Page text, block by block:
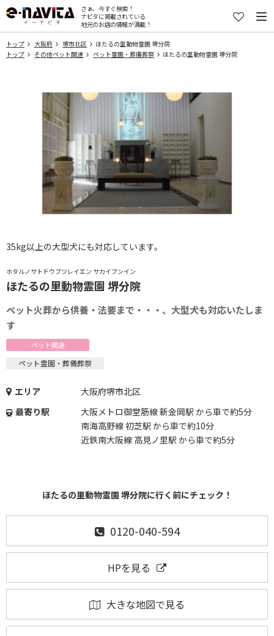
さぁ、今すぐ検索！
ナビタに掲載されている
地元のお店の情報が満載！
トップ 大阪府 堺市北区
ほたるの里動物霊園 堺分院
トップ
その他ペット関連 ペット霊園・葬儀葬祭 ほたるの里動物霊園 堺分院
ホタルノサトドウブツレイエン サカイブンイン
ほたるの里動物霊園 堺分院
ペット火葬から供養・法要まで・・・、大型犬も対応いたしま
す
ペット関連
ペット霊園・葬儀葬祭
エリア
大阪府堺市北区
最寄り駅
大阪メトロ御堂筋線 新金岡駅 から車で約5分
南海高野線 初芝駅 から車で約10分
近鉄南大阪線 高見ノ里駅 から車で約5分
ほたるの里動物霊園 堺分院に行く前にチェック！
0120-040-594
HPを見る
大きな地図で見る
35kg以上の大型犬にも対応しています。